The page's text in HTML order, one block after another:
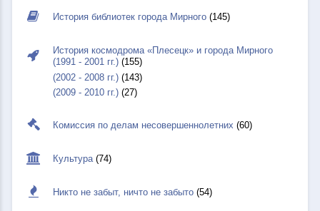
История библиотек города Мирного (145)
История космодрома «Плесецк» и города Мирного
(1991 - 2001 гг.) (155)
(2002 - 2008 гг.) (143)
(2009 - 2010 гг.) (27)
Комиссия по делам несовершеннолетних (60)
Культура(74)
Никто не забыт, ничто не забыто (54)